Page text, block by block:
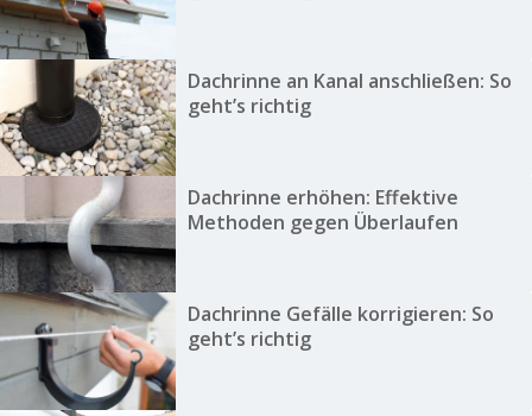
Dachrinne an Kanal anschließen: So
geht’s richtig
Dachrinne erhöhen: Effektive
Methoden gegen Überlaufen
Dachrinne Gefälle korrigieren: So
geht’s richtig